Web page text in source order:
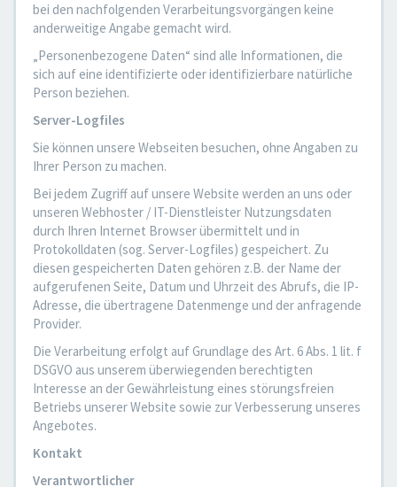
bei den nachfolgenden Verarbeitungsvorgängen keine
anderweitige Angabe gemacht wird.
„Personenbezogene Daten“ sind alle Informationen, die
sich auf eine identifizierte oder identifizierbare natürliche
Person beziehen.
Server-Logfiles
Sie können unsere Webseiten besuchen, ohne Angaben zu
Ihrer Person zu machen.
Bei jedem Zugriff auf unsere Website werden an uns oder
unseren Webhoster / IT-Dienstleister Nutzungsdaten
durch Ihren Internet Browser übermittelt und in
Protokolldaten (sog. Server-Logfiles) gespeichert. Zu
diesen gespeicherten Daten gehören z.B. der Name der
aufgerufenen Seite, Datum und Uhrzeit des Abrufs, die IP-
Adresse, die übertragene Datenmenge und der anfragende
Provider.
Die Verarbeitung erfolgt auf Grundlage des Art. 6 Abs. 1 lit. f
DSGVO aus unserem überwiegenden berechtigten
Interesse an der Gewährleistung eines störungsfreien
Betriebs unserer Website sowie zur Verbesserung unseres
Angebotes.
Kontakt
Verantwortlicher